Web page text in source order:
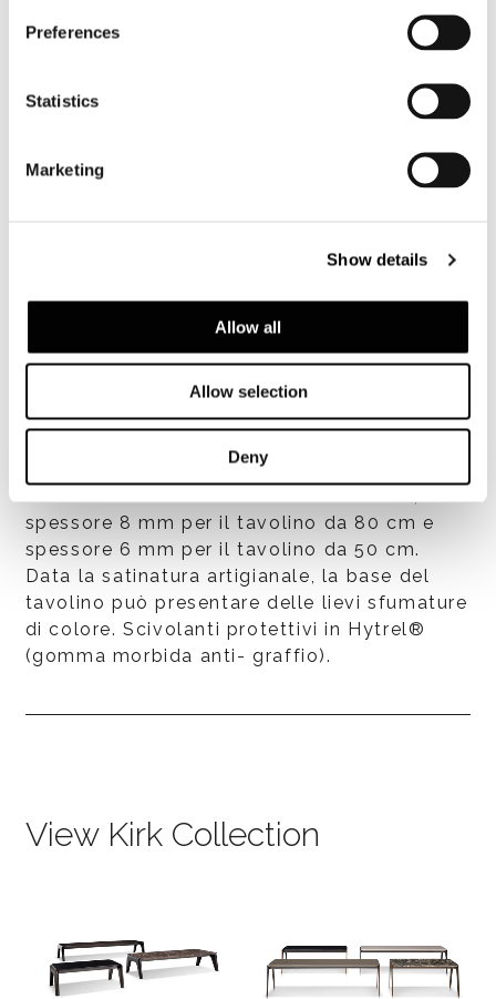
Preferences
Statistics
Marketing
Show details
Allow all
Allow selection
Deny
MDF, spessore 22 mm, sagomato, laccato
lucido Sand o Fango; MDF, spessore 22 mm,
sagomato, impiallacciato ebano composto
verniciato poliestere trasparente brillante.
spessore 8 mm per il tavolino da 80 cm e
spessore 6 mm per il tavolino da 50 cm.
Data la satinatura artigianale, la base del
tavolino può presentare delle lievi sfumature
di colore. Scivolanti protettivi in Hytrel®
(gomma morbida anti- graffio).
View Kirk Collection